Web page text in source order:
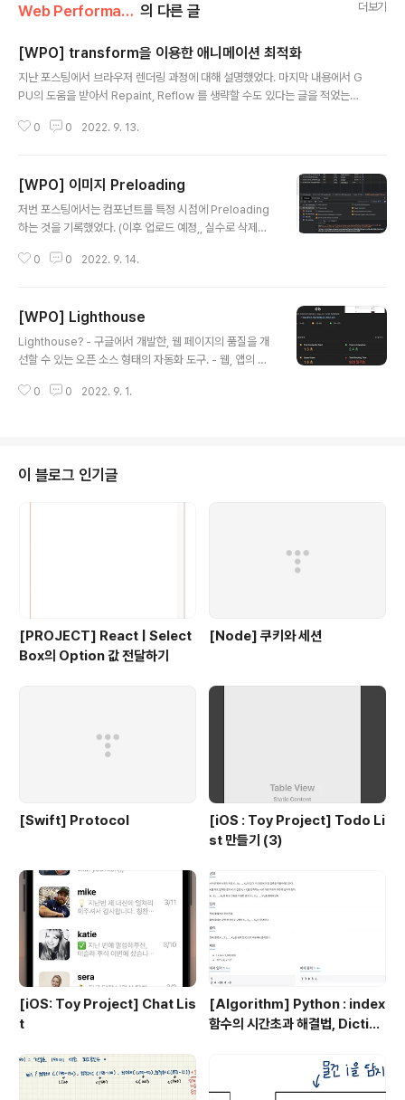
Web Performance Optimization 의 다른 글 더보기
[WPO] transform을 이용한 애니메이션 최적화
지난 포스팅에서 브라우저 렌더링 과정에 대해 설명했었다. 마지막 내용에서 G
PU의 도움을 받아서 Repaint, Reflow 를 생략할 수도 있다는 글을 적었는데,
Unit)? - 컴퓨터 화면에 이미지를 렌더링하는데 사용되는 처리 📌 GPU가 관여
션이 빠르고 부드럽게 나타날 수 있다. 이제 transform 속성을 이용하여 애니
메이션 최적화를 해보겠다! 기존 코드 const Bar = (props) => { return ( {p
rops.percent}..
0 0 2022. 9. 13.
[WPO] 이미지 Preloading
저번 포스팅에서는 컴포넌트를 특정 시점에 Preloading
하는 것을 기록했었다. (이후 업로드 예정,, 실수로 삭제해
저장 되어있던 이 포스팅.. 모르고 삭제해버려서 다시 쓰는
있는데..! Lazy 로딩을 통해 최 yexjinitlog.tistory.com
이번에는 이미지를 Preloading 해보자! Modal 을 선택
했을 경우, Modal 내부 이미지들 중에 가장 먼저 뜰 대문
을 경험해본적이 있을 것이다. 이 Modal의 대문? 대표?
0 0 2022. 9. 14.
[WPO] Lighthouse
Lighthouse? - 구글에서 개발한, 웹 페이지의 품질을 개
선할 수 있는 오픈 소스 형태의 자동화 도구. - 웹, 앱의 품
드를 제공 → 추천 : 로딩 성능 최적화를 위한 지표로 활용
0 0 2022. 9. 1.
이 블로그 인기글
[PROJECT] React | Select
Box의 Option 값 전달하기
[Node] 쿠키와 세션
[Swift] Protocol
[iOS : Toy Project] Todo Li
st 만들기 (3)
[iOS: Toy Project] Chat Lis
t
[Algorithm] Python : index
함수의 시간초과 해결법, Diction